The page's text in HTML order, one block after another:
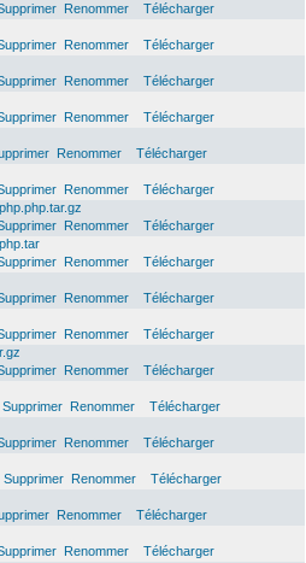
Renommer
Télécharger
Renommer
Télécharger
Renommer
Télécharger
Renommer
Télécharger
Renommer
Télécharger
Renommer
Télécharger
Renommer
Télécharger
Renommer
Télécharger
Renommer
Télécharger
Renommer
Télécharger
Renommer
Télécharger
Supprimer Renommer
Télécharger
Renommer
Télécharger
Supprimer Renommer
Télécharger
Renommer
Télécharger
Renommer
Télécharger